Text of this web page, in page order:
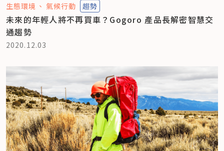
生態環境 氣候行動 趨勢
未來的年輕人將不再買車？Gogoro 產品長解密智慧交
通趨勢
2020.12.03